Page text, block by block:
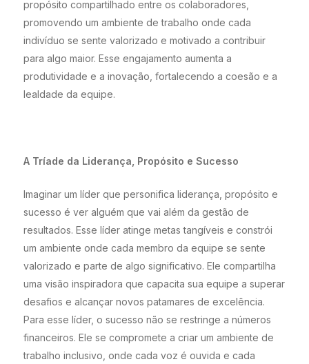
propósito compartilhado entre os colaboradores,
promovendo um ambiente de trabalho onde cada
indivíduo se sente valorizado e motivado a contribuir
para algo maior. Esse engajamento aumenta a
produtividade e a inovação, fortalecendo a coesão e a
lealdade da equipe.
A Tríade da Liderança, Propósito e Sucesso
Imaginar um líder que personifica liderança, propósito e
sucesso é ver alguém que vai além da gestão de
resultados. Esse líder atinge metas tangíveis e constrói
um ambiente onde cada membro da equipe se sente
valorizado e parte de algo significativo. Ele compartilha
uma visão inspiradora que capacita sua equipe a superar
desafios e alcançar novos patamares de excelência.
Para esse líder, o sucesso não se restringe a números
financeiros. Ele se compromete a criar um ambiente de
trabalho inclusivo, onde cada voz é ouvida e cada